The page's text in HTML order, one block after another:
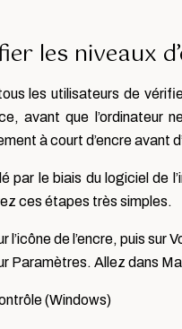
les niveaux
les utilisateurs de
avant que
à court d’encre avant
par le biais du logiciel de
ces étapes très simples.
de l’encre, puis sur
Paramètres. Allez dans
(Windows)